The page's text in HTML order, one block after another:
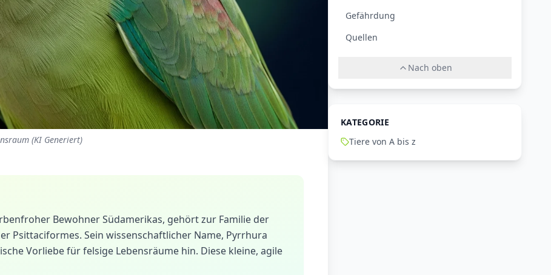
(KI Generiert)
Bewohner Südamerikas, gehört zur Familie der
Psittaciformes. Sein wissenschaftlicher Name, Pyrrhura
Vorliebe für felsige Lebensräume hin. Diese kleine, agile
Gefährdung
Quellen
Nach oben
KATEGORIE
Tiere von A bis z